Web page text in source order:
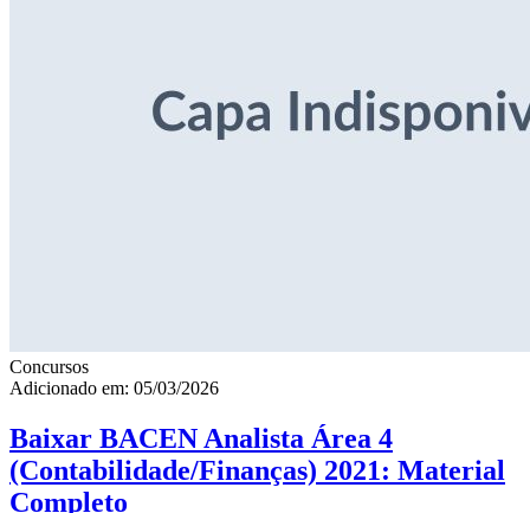
Concursos
Adicionado em: 05/03/2026
Baixar BACEN Analista Área 4
(Contabilidade/Finanças) 2021: Material
Completo